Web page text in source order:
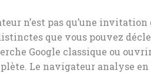
n’est pas qu’une invitation
que vous pouvez
Google classique ou
Le navigateur analyse en